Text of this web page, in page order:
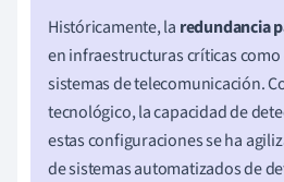
Históricamente, la redundancia
en infraestructuras críticas
sistemas de telecomunicación.
tecnológico, la capacidad de
estas configuraciones se ha
de sistemas automatizados de